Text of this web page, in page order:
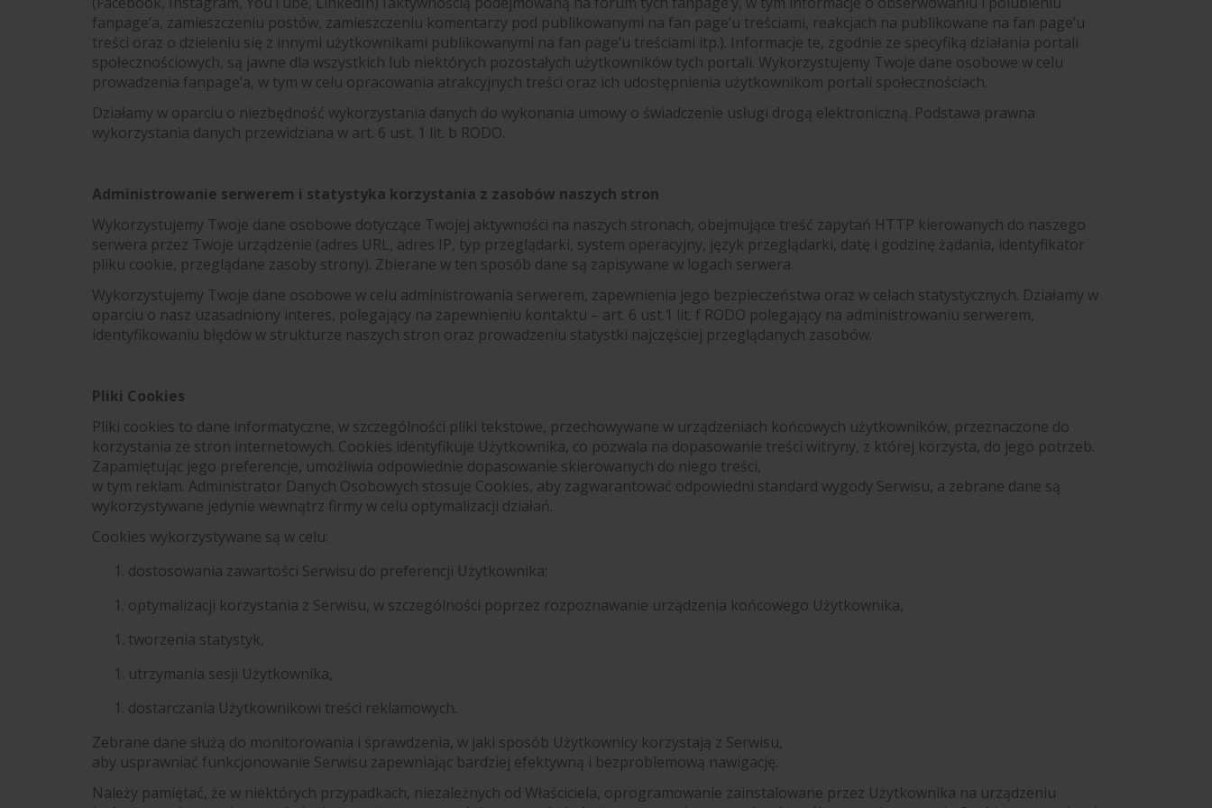
fanpage’a, zamieszczeniu postów, zamieszczeniu komentarzy pod publikowanymi na fan page’u treściami, reakcjach na publikowane na fan page’u
treści oraz o dzieleniu się z innymi użytkownikami publikowanymi na fan page’u treściami itp.). Informacje te, zgodnie ze specyfiką działania portali
społecznościowych, są jawne dla wszystkich lub niektórych pozostałych użytkowników tych portali. Wykorzystujemy Twoje dane osobowe w celu
prowadzenia fanpage’a, w tym w celu opracowania atrakcyjnych treści oraz ich udostępnienia użytkownikom portali społecznościach.
Działamy w oparciu o niezbędność wykorzystania danych do wykonania umowy o świadczenie usługi drogą elektroniczną. Podstawa prawna
wykorzystania danych przewidziana w art. 6 ust. 1 lit. b RODO.
Administrowanie serwerem i statystyka korzystania z zasobów naszych stron
Wykorzystujemy Twoje dane osobowe dotyczące Twojej aktywności na naszych stronach, obejmujące treść zapytań HTTP kierowanych do naszego
serwera przez Twoje urządzenie (adres URL, adres IP, typ przeglądarki, system operacyjny, język przeglądarki, datę i godzinę żądania, identyfikator
pliku cookie, przeglądane zasoby strony). Zbierane w ten sposób dane są zapisywane w logach serwera.
Wykorzystujemy Twoje dane osobowe w celu administrowania serwerem, zapewnienia jego bezpieczeństwa oraz w celach statystycznych. Działamy w
oparciu o nasz uzasadniony interes, polegający na zapewnieniu kontaktu – art. 6 ust.1 lit. f RODO polegający na administrowaniu serwerem,
identyfikowaniu błędów w strukturze naszych stron oraz prowadzeniu statystki najczęściej przeglądanych zasobów.
Pliki Cookies
Pliki cookies to dane informatyczne, w szczególności pliki tekstowe, przechowywane w urządzeniach końcowych użytkowników, przeznaczone do
korzystania ze stron internetowych. Cookies identyfikuje Użytkownika, co pozwala na dopasowanie treści witryny, z której korzysta, do jego potrzeb.
Zapamiętując jego preferencje, umożliwia odpowiednie dopasowanie skierowanych do niego treści,
w tym reklam. Administrator Danych Osobowych stosuje Cookies, aby zagwarantować odpowiedni standard wygody Serwisu, a zebrane dane są
wykorzystywane jedynie wewnątrz firmy w celu optymalizacji działań.
Cookies wykorzystywane są w celu:
dostosowania zawartości Serwisu do preferencji Użytkownika;
optymalizacji korzystania z Serwisu, w szczególności poprzez rozpoznawanie urządzenia końcowego Użytkownika,
tworzenia statystyk,
utrzymania sesji Użytkownika,
dostarczania Użytkownikowi treści reklamowych.
Zebrane dane służą do monitorowania i sprawdzenia, w jaki sposób Użytkownicy korzystają z Serwisu,
aby usprawniać funkcjonowanie Serwisu zapewniając bardziej efektywną i bezproblemową nawigację.
Należy pamiętać, że w niektórych przypadkach, niezależnych od Właściciela, oprogramowanie zainstalowane przez Użytkownika na urządzeniu